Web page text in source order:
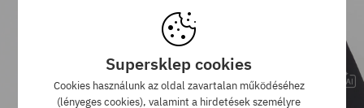
Supersklep cookies
Cookies használunk az oldal zavartalan működéséhez
(lényeges cookies), valamint a hirdetések személyre